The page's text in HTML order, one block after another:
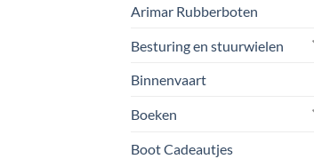
Arimar Rubberboten
Besturing en stuurwielen
Binnenvaart
Boeken
Boot Cadeautjes